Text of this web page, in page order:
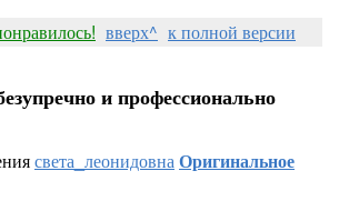
вверх^ к полной версии
и профессионально
света_леонидовнаОригинальное